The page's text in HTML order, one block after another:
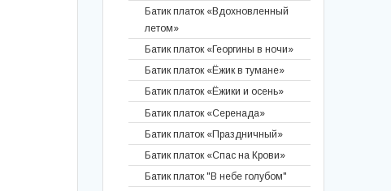
Батик мужское кашне «Онегин»
Батик шарф «Север»
Батик палантин «Ночной
шиповник»
Батик шарф «Нега»
Батик шарф «Птичка в цветах»
Батик шарф «Окна напротив»
Батик шарф «Алые паруса»
Батик шарф «Цветущая яблоня»
Батик платок «Вдохновленный
летом»
Батик платок «Георгины в ночи»
Батик платок «Ёжик в тумане»
Батик платок «Ёжики и осень»
Батик платок «Серенада»
Батик платок «Праздничный»
Батик платок «Спас на Крови»
Батик платок "В небе голубом"